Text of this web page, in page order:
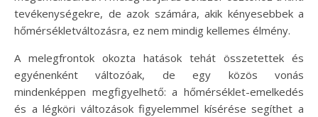
tevékenységekre, de azok számára, akik kényesebbek a
hőmérsékletváltozásra, ez nem mindig kellemes élmény.
A melegfrontok okozta hatások tehát összetettek és
egyénenként változóak, de egy közös vonás
mindenképpen megfigyelhető: a hőmérséklet-emelkedés
és a légköri változások figyelemmel kísérése segíthet a